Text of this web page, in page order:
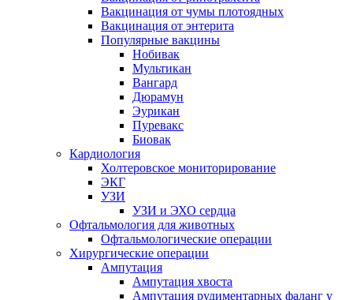
Вакцинация от чумы плотоядных
Вакцинация от энтерита
Популярные вакцины
Нобивак
Мультикан
Вангард
Дюрамун
Эурикан
Пуревакс
Биовак
Кардиология
Холтеровское мониторирование
ЭКГ
УЗИ
УЗИ и ЭХО сердца
Офтальмология для животных
Офтальмологические операции
Хирургические операции
Ампутация
Ампутация хвоста
Ампутация рудиментарных фаланг у